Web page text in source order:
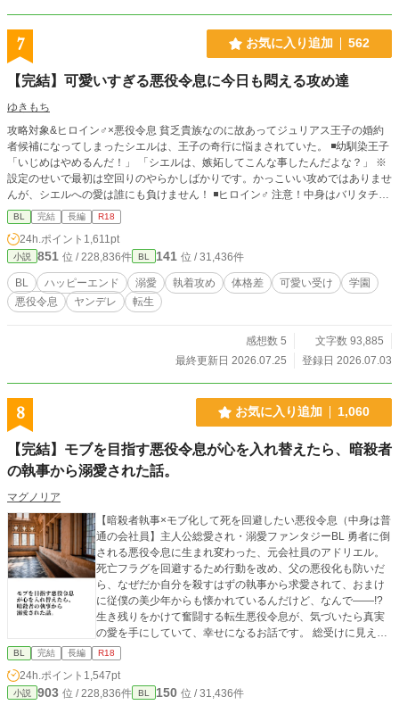
てしまう。 弟が可愛らしいタイプで人懐こい愛されキャラな
のもまた俺を悪役に見せるのに一役かっていた。 このままい
ったら主人公を虐げた冷酷な兄として断罪され、僻地で無念
れも俺が「悪役令息」だから。 そういう役回りだから。 俺の
愛がるくせに、俺は主席になろうが「長男なのだから当たり
前」。 それでも「頑張っていたらいつか分かってくれる」と
不平不満もいわずに我慢してきた。 だが、何をしたって「悪
役令息」なら意味なんてない。 どうせ悪役にされるのなら、
いっそ好き勝手に生きてやろう。 悪役上等！これからは我慢
なんてしない。 家の為だとか長男だとか知ったことか！ こん
な家、レオリースにくれてやる！ 俺は俺で独立して裕福な平
民として生きる。 幸い前世の知識も思い出したから、生活能
力はあると思う。平民暮らしもなんの問題もない。 前世の知
識を活かし、自分の道は自分で切り開くのだ。 ※※※※※※
※※ お陰様で、7月にアルファポリス様よりアンダルシュノ
ベルズｂにて書籍化していただくこととなりました♡ ありが
7 お気に入り追加 562
【完結】可愛いすぎる悪役令息に今日も悶える攻め達
ゆきもち
攻略対象&ヒロイン♂×悪役令息 貧乏貴族なのに故あってジュリアス王子の婚約
者候補になってしまったシエルは、王子の奇行に悩まされていた。 ◾️幼馴染王子
「いじめはやめるんだ！」 「シエルは、嫉妬してこんな事したんだよな？」 ※
設定のせいで最初は空回りのやらかしばかりです。かっこいい攻めではありませ
んが、シエルへの愛は誰にも負けません！ ◾️ヒロイン♂ 注意！中身はバリタチ
「セックスはスポーツだよ♪」 ◾️過保護な従者 「お前は俺がいないと、何にも出
来ないんだから」 ◾️弟（転生者） 「ーー 兄さんは僕が幸せにする！」 ◾️騎士団
長の息子 「俺は貴方の守護騎士です」 果たしてシエルは幸せになる事が出来
るのか……？ ★最終的には、やらかし王子とハッピーエンド予定です。 注意！
がっつり本番はありませんが、随所に、匂わせ、エロが絡むシーン、攻めが変
態になるシーンがあります。 ちょこちょこ出てくるので、話のタイトルに※は
つけてません。 いつでも何でもウェルカムな方、どうぞ宜しくお願いします。
BL 完結 長編 R18
24h.ポイント 1,611pt
小説 851 位 / 228,836件 BL 141 位 / 31,436件
BL ハッピーエンド 溺愛 執着攻め 体格差 可愛い受け
学園
悪役令息
ヤンデレ 転生
感想数 5
文字数 93,885
最終更新日 2026.07.25
登録日 2026.07.03
8 お気に入り追加 1,060
【完結】モブを目指す悪役令息が心を入れ替えたら、暗殺者
の執事から溺愛された話。
マグノリア
【暗殺者執事×モブ化して死を回避したい悪役令息（中身は普
通の会社員】主人公総愛され・溺愛ファンタジーBL 勇者に倒
される悪役令息に生まれ変わった、元会社員のアドリエル。
死亡フラグを回避するため行動を改め、父の悪役化も防いだ
ら、なぜだか自分を殺すはずの執事から求愛されて、おまけ
に従僕の美少年からも懐かれているんだけど、なんで――!?
生き残りをかけて奮闘する転生悪役令息が、気づいたら真実
の愛を手にしていて、幸せになるお話です。 総受けに見える
展開が含まれますが、最終的に主人公とくっつくのは執事ひ
とりだけです。 性描写のあるエピソードには（☆）を付けて
おります。 アルファポリス様の独占公開・最新作です。 皆様
に楽しんでいただけたらと願っています。どうぞよろしくお
BL 完結 長編 R18
24h.ポイント 1,547pt
小説 903 位 / 228,836件 BL 150 位 / 31,436件